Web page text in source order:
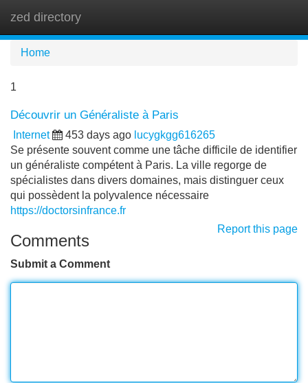
zed directory
Home
1
Découvrir un Généraliste à Paris
Internet 453 days ago lucygkgg616265
Se présente souvent comme une tâche difficile de identifier
un généraliste compétent à Paris. La ville regorge de
spécialistes dans divers domaines, mais distinguer ceux
qui possèdent la polyvalence nécessaire
https://doctorsinfrance.fr
Report this page
Comments
Submit a Comment